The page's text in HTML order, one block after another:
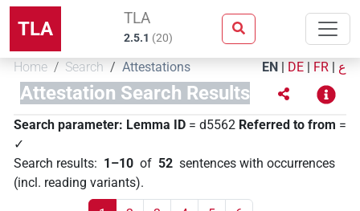
TLA TLA
2.5.1 (20)
Home Search Attestations EN | DE | FR | ع
Attestation Search Results
Search parameter: Lemma ID = d5562 Referred to from =
✓
Search results: 1–10 of 52 sentences with occurrences
(incl. reading variants).